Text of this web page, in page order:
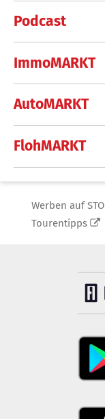
Podcast
ImmoMARKT
AutoMARKT
FlohMARKT
Werben auf
Tourentipps